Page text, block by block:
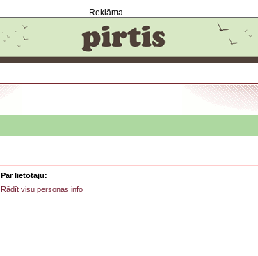
Reklāma
Par lietotāju:
Rādīt visu personas info